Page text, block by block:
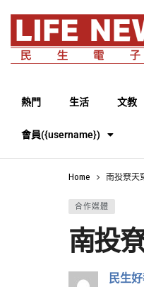
熱門 生活 文教
會員({username})
Home 南投尞天
合作媒體
南投
民生